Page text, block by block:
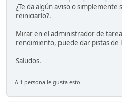
¿Te da algún aviso o simplemente
reiniciarlo?.
Mirar en el administrador de
rendimiento, puede dar pistas de
Saludos.
A 1 persona le gusta esto.